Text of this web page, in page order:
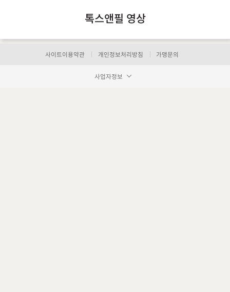
톡스앤필 영상
사이트이용약관 개인정보처리방침 가맹문의
사업자정보